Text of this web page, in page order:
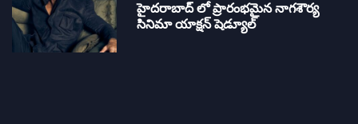
హైదరాబాద్ లో ప్రారంభమైన నాగశౌర్య
సినిమా యాక్షన్ షెడ్యూల్